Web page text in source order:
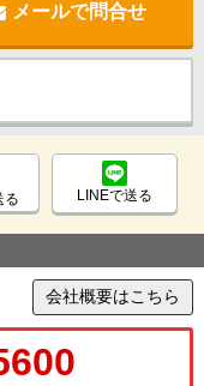
メールで問合せ
る LINEで送る
会社概要はこちら